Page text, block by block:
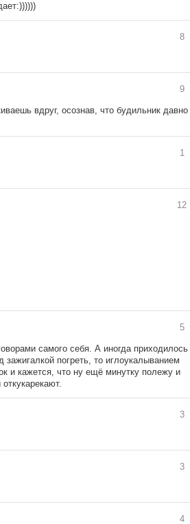
8
9
вдруг, осознав, что будильник давно
1
12
5
самого себя. А иногда приходилось
погреть, то иглоукалыванием
и кажется, что ну ещё минутку полежу и
3
3
4